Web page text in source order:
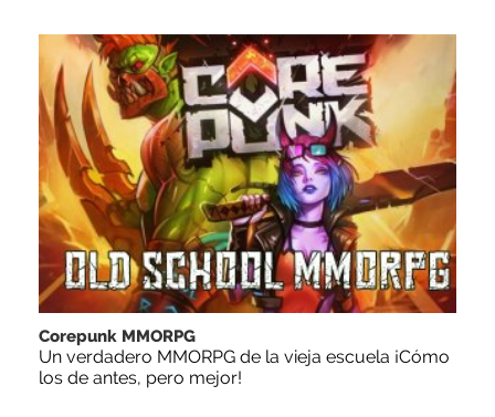
Corepunk MMORPG
Un verdadero MMORPG de la vieja escuela ¡Cómo
los de antes, pero mejor!